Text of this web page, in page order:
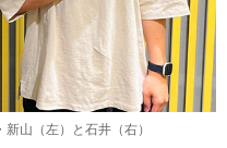
山（左）と石井（右）